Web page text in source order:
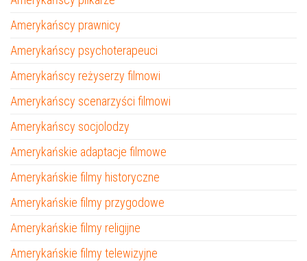
Amerykańscy prawnicy
Amerykańscy psychoterapeuci
Amerykańscy reżyserzy filmowi
Amerykańscy scenarzyści filmowi
Amerykańscy socjolodzy
Amerykańskie adaptacje filmowe
Amerykańskie filmy historyczne
Amerykańskie filmy przygodowe
Amerykańskie filmy religijne
Amerykańskie filmy telewizyjne